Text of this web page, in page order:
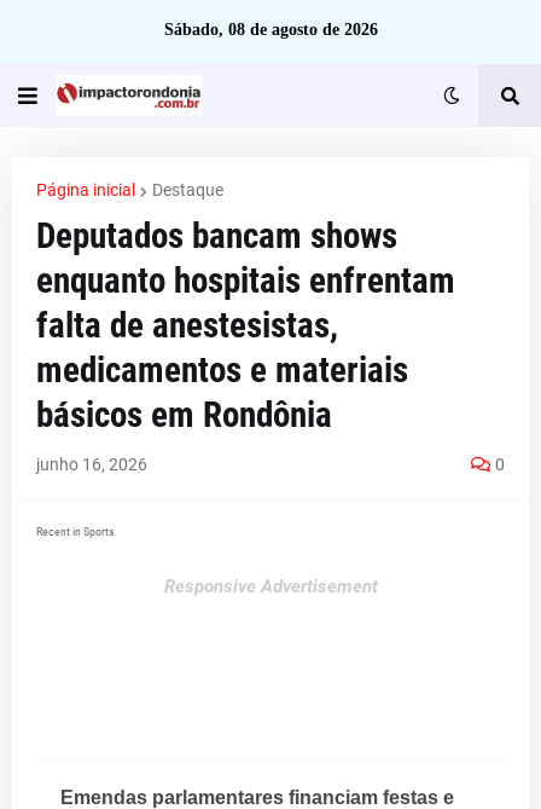
Sábado, 08 de agosto de 2026
Página inicial Destaque
Deputados bancam shows
enquanto hospitais enfrentam
falta de anestesistas,
medicamentos e materiais
básicos em Rondônia
junho 16, 2026 0
Recent in Sports
Responsive Advertisement
Emendas parlamentares financiam festas e